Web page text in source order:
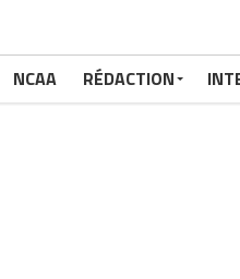
NCAA RÉDACTION